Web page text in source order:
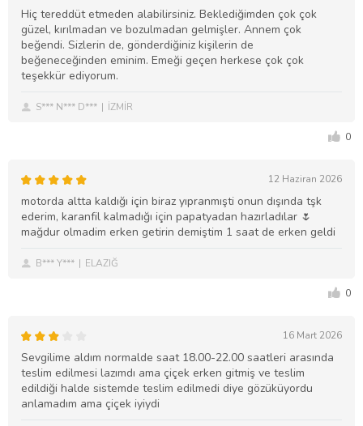
Hiç tereddüt etmeden alabilirsiniz. Beklediğimden çok çok
güzel, kırılmadan ve bozulmadan gelmişler. Annem çok
beğendi. Sizlerin de, gönderdiğiniz kişilerin de
beğeneceğinden eminim. Emeği geçen herkese çok çok
teşekkür ediyorum.
S*** N*** D*** İZMİR
0
12 Haziran 2026
motorda altta kaldığı için biraz yıpranmışti onun dışında tşk
ederim, karanfil kalmadığı için papatyadan hazırladılar 🌷
mağdur olmadim erken getirin demiştim 1 saat de erken geldi
B*** Y*** ELAZIĞ
0
16 Mart 2026
Sevgilime aldım normalde saat 18.00-22.00 saatleri arasında
teslim edilmesi lazımdı ama çiçek erken gitmiş ve teslim
edildiği halde sistemde teslim edilmedi diye gözüküyordu
anlamadım ama çiçek iyiydi